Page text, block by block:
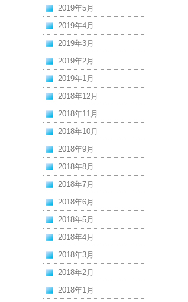
2019年5月
2019年4月
2019年3月
2019年2月
2019年1月
2018年12月
2018年11月
2018年10月
2018年9月
2018年8月
2018年7月
2018年6月
2018年5月
2018年4月
2018年3月
2018年2月
2018年1月